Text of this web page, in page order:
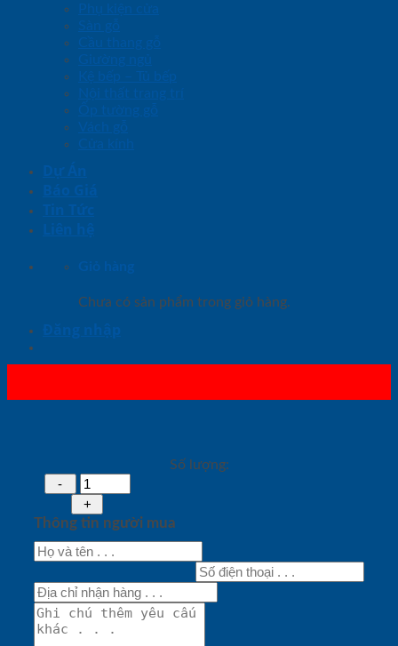
Phụ kiện cửa
Sàn gỗ
Cầu thang gỗ
Giường ngủ
Kệ bếp – Tủ bếp
Nội thất trang trí
Ốp tường gỗ
Vách gỗ
Cửa kính
Dự Án
Báo Giá
Tin Tức
Liên hệ
Giỏ hàng
Chưa có sản phẩm trong giỏ hàng.
Đăng nhập
Số lượng:
Thông tin người mua